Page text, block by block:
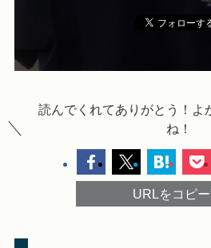
読んでくれてありがとう！よ
ね！
URLをコピ